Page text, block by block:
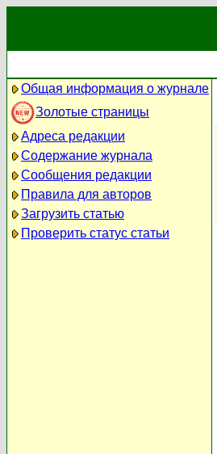
Общая информация о журнале
Золотые страницы
Адреса редакции
Содержание журнала
Сообщения редакции
Правила для авторов
Загрузить статью
Проверить статус статьи